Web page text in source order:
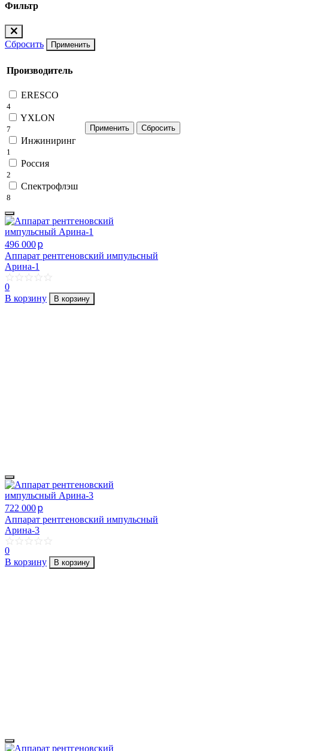
Фильтр
Сбросить Применить
Производитель
ERESCO
4
YXLON
7
Инжиниринг
1
Россия
2
Спектрофлэш
8
496 000p
Аппарат рентгеновский импульсный
Арина-1
0
В корзину
В корзину
722 000p
Аппарат рентгеновский импульсный
Арина-3
0
В корзину
В корзину